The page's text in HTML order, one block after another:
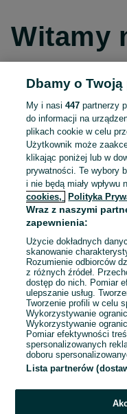
Witamy
E-mail
Hasło
Dbamy o
My i nasi447 partnerzy
do informacji na
plikach cookie w celu
Użytkownik może
klikając poniżej lub w
prywatności. Te wybory
i nie będą miały wpływu
cookies,
Polityka
Wraz z naszymi
zapewnienia:
Użycie dokładnych
skanowanie
Rozumienie odbiorców
z różnych źródeł.
dostęp do nich. Pomiar
ulepszanie usług.
Tworzenie profili w celu
Wykorzystywanie
Wykorzystywanie
Pomiar efektywności
spersonalizowanych
doboru
Lista partnerów